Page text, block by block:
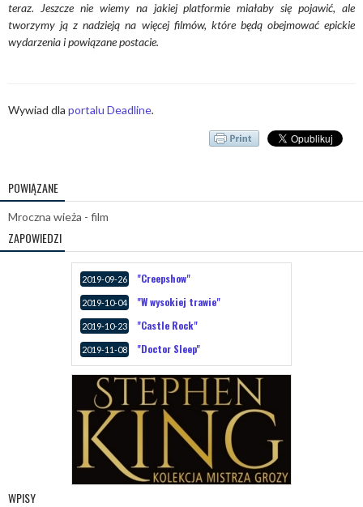
teraz. Jeszcze nie wiemy na jakiej platformie miałaby się pojawić, ale
tworzymy ją z nadzieją na więcej filmów, które będą obejmować epickie
wydarzenia i powiązane postacie.
Wywiad dla portalu Deadline.
POWIĄZANE
Mroczna wieża - film
ZAPOWIEDZI
2019-09-26 "Creepshow"
2019-10-04 "W wysokiej trawie"
2019-10-23 "Castle Rock"
2019-11-08 "Doctor Sleep"
WPISY